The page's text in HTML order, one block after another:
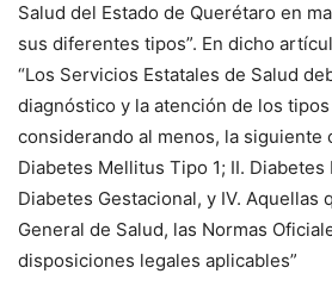
Salud del Estado de Querétaro en
sus diferentes tipos”. En dicho
“Los Servicios Estatales de Salud
diagnóstico y la atención de los
considerando al menos, la siguiente
Diabetes Mellitus Tipo 1; II.
Diabetes Gestacional, y IV. Aquellas
General de Salud, las Normas
disposiciones legales aplicables”